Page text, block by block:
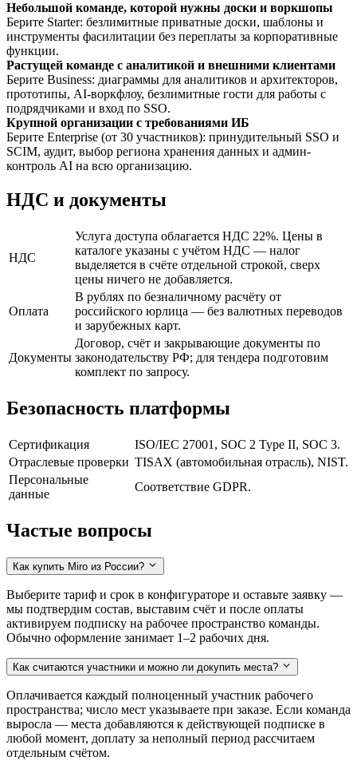
Небольшой команде, которой нужны доски и воркшопы
Берите Starter: безлимитные приватные доски, шаблоны и
инструменты фасилитации без переплаты за корпоративные
функции.
Растущей команде с аналитикой и внешними клиентами
Берите Business: диаграммы для аналитиков и архитекторов,
прототипы, AI-воркфлоу, безлимитные гости для работы с
подрядчиками и вход по SSO.
Крупной организации с требованиями ИБ
Берите Enterprise (от 30 участников): принудительный SSO и
SCIM, аудит, выбор региона хранения данных и админ-
контроль AI на всю организацию.
НДС и документы
НДС
Услуга доступа облагается НДС 22%. Цены в
каталоге указаны с учётом НДС — налог
выделяется в счёте отдельной строкой, сверх
цены ничего не добавляется.
Оплата
В рублях по безналичному расчёту от
российского юрлица — без валютных переводов
и зарубежных карт.
Документы
Договор, счёт и закрывающие документы по
законодательству РФ; для тендера подготовим
комплект по запросу.
Безопасность платформы
Сертификация
ISO/IEC 27001, SOC 2 Type II, SOC 3.
Отраслевые проверки TISAX (автомобильная отрасль), NIST.
Персональные
данные
Соответствие GDPR.
Частые вопросы
Как купить Miro из России?
Выберите тариф и срок в конфигураторе и оставьте заявку —
мы подтвердим состав, выставим счёт и после оплаты
активируем подписку на рабочее пространство команды.
Обычно оформление занимает 1–2 рабочих дня.
Как считаются участники и можно ли докупить места?
Оплачивается каждый полноценный участник рабочего
пространства; число мест указываете при заказе. Если команда
выросла — места добавляются к действующей подписке в
любой момент, доплату за неполный период рассчитаем
отдельным счётом.